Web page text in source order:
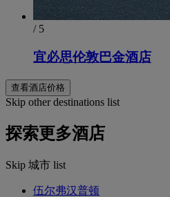
/ 5
宜必思伦敦巴金酒店
查看酒店价格
Skip other destinations list
探索更多酒店
Skip 城市 list
伍尔弗汉普顿